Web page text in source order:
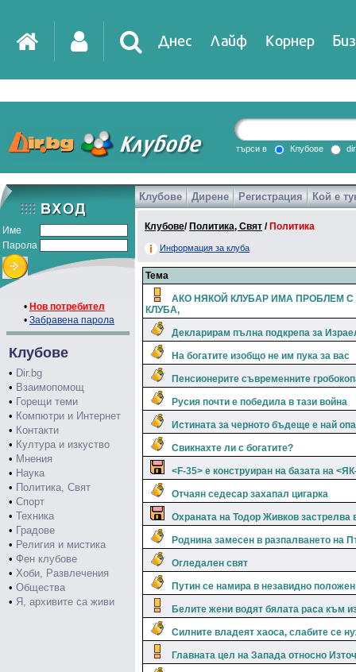
Днес Лайф Корнер
DirTV Impressio
Games
търси в Клубове
Име
Парола
• Нов потребител
• Забравена парола
Клубове
• Dir.bg
• Взаимопомощ
• Горещи теми
• Компютри и Интернет
• Контакти
• Култура и изкуство
• Мнения
• Наука
• Политика, Свят
• Спорт
• Техника
• Градове
• Религия и мистика
• Фен клубове
• Хоби, Развлечения
• Общества
• Я, архивите са живи
Клубове Дирене Регистрация Кой е
Клубове/ Политика, Свят / Политика
Информация за клуба
Тема
АКО НЯКОЙ КЛУБАР ИМА ПРОБЛЕМ
КЛУБА,
Декларирам пълна подкрепа за
На богатите изобщо не им пука за вас
Пенсионерите съвременните
Русия почти е победила в тази война
Истината за черното бъдеще е най
Свикнахте ли с богатите?
<F-35> е конструиран на базата на
Отчаян седесар захапал цигарка
Охраната на Тодор Живков застрелва
Роднина замесен в разпалването на
Огледален свят
Путин се намира в незавидно
Белите жени водят бялата раса към
Силните владеят хаоса, слабите се
Главната цел на Запада относно